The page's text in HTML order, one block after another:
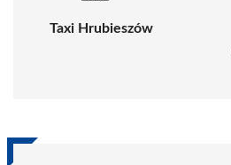
Taxi Hrubieszów